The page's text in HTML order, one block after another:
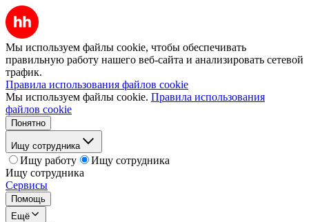
Мы используем файлы cookie, чтобы обеспечивать
правильную работу нашего веб-сайта и анализировать сетевой
трафик.
Правила использования файлов cookie
Мы используем файлы cookie. Правила использования
файлов cookie
Понятно
Ищу сотрудника
Ищу работу
Ищу сотрудника
Ищу сотрудника
Сервисы
Помощь
Ещё